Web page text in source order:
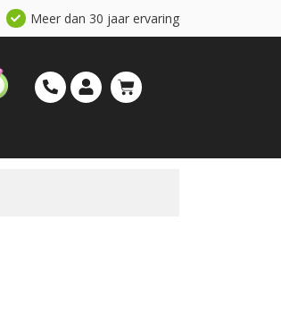
Meer dan 30 jaar ervaring